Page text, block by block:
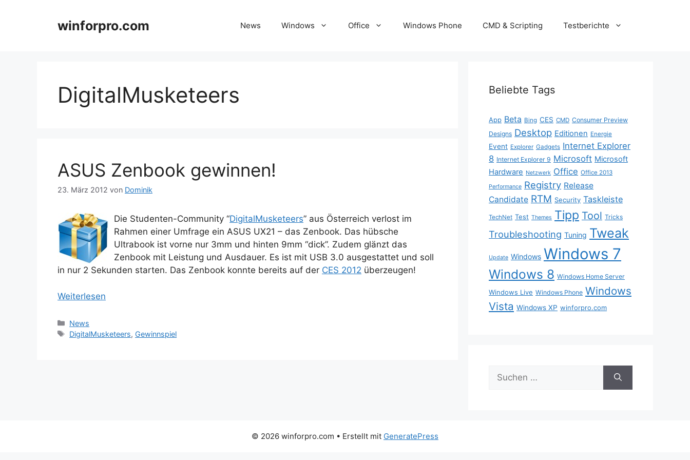
winforpro.com News Windows Office Windows Phone CMD & Scripting Testberichte
DigitalMusketeers
ASUS Zenbook gewinnen!
23. März 2012 von Dominik
Die Studenten-Community “DigitalMusketeers” aus Österreich verlost im
Rahmen einer Umfrage ein ASUS UX21 – das Zenbook. Das hübsche
Ultrabook ist vorne nur 3mm und hinten 9mm “dick”. Zudem glänzt das
Zenbook mit Leistung und Ausdauer. Es ist mit USB 3.0 ausgestattet und soll
in nur 2 Sekunden starten. Das Zenbook konnte bereits auf der CES 2012 überzeugen!
Weiterlesen
Kategorien
News
Schlagwörter
DigitalMusketeers, Gewinnspiel
Beliebte Tags
App Beta Bing CES CMD Consumer Preview
Designs Desktop Editionen Energie
Event Explorer Gadgets Internet Explorer
8 Internet Explorer 9 Microsoft Microsoft
Hardware Netzwerk Office Office 2013
Performance Registry Release
Candidate RTM Security Taskleiste
TechNet Test Themes Tipp Tool Tricks
Troubleshooting Tuning Tweak
Update Windows Windows 7
Windows 8 Windows Home Server
Windows Live Windows Phone Windows
Vista Windows XP winforpro.com
Suche
nach:
© 2026 winforpro.com • Erstellt mit GeneratePress